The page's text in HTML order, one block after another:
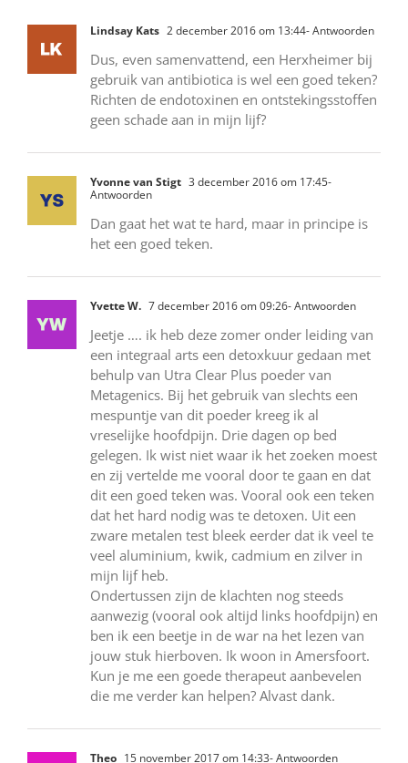
Lindsay Kats 2 december 2016 om 13:44- Antwoorden
Dus, even samenvattend, een Herxheimer bij
gebruik van antibiotica is wel een goed teken?
Richten de endotoxinen en ontstekingsstoffen
geen schade aan in mijn lijf?
Yvonne van Stigt 3 december 2016 om 17:45-
Antwoorden
Dan gaat het wat te hard, maar in principe is
het een goed teken.
Yvette W. 7 december 2016 om 09:26- Antwoorden
Jeetje …. ik heb deze zomer onder leiding van
een integraal arts een detoxkuur gedaan met
behulp van Utra Clear Plus poeder van
Metagenics. Bij het gebruik van slechts een
mespuntje van dit poeder kreeg ik al
vreselijke hoofdpijn. Drie dagen op bed
gelegen. Ik wist niet waar ik het zoeken moest
en zij vertelde me vooral door te gaan en dat
dit een goed teken was. Vooral ook een teken
dat het hard nodig was te detoxen. Uit een
zware metalen test bleek eerder dat ik veel te
veel aluminium, kwik, cadmium en zilver in
mijn lijf heb.
Ondertussen zijn de klachten nog steeds
aanwezig (vooral ook altijd links hoofdpijn) en
ben ik een beetje in de war na het lezen van
jouw stuk hierboven. Ik woon in Amersfoort.
Kun je me een goede therapeut aanbevelen
die me verder kan helpen? Alvast dank.
Theo 15 november 2017 om 14:33- Antwoorden